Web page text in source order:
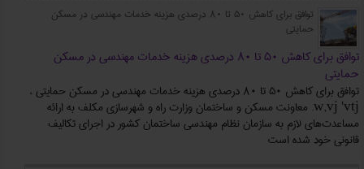
توافق برای کاهش ۵۰ تا ۸۰ درصدی هزینه خدمات مهندسی در مسکن
حمایتی
توافق برای کاهش ۵۰ تا ۸۰ درصدی هزینه خدمات مهندسی در مسکن
حمایتی
توافق برای کاهش ۵۰ تا ۸۰ درصدی هزینه خدمات مهندسی در مسکن حمایتی ،
w,vj 'vtj. معاونت مسکن و ساختمان وزارت راه و شهرسازی مکلف به ارائه
مساعدت‌های لازم به سازمان نظام مهندسی ساختمان کشور در اجرای تکالیف
قانونی خود شده است